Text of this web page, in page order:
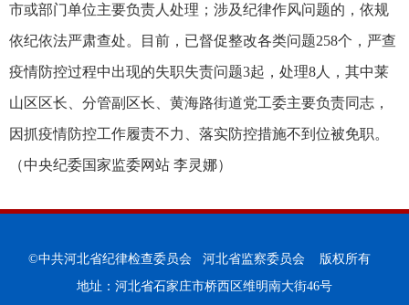
市或部门单位主要负责人处理；涉及纪律作风问题的，依规
依纪依法严肃查处。目前，已督促整改各类问题258个，严查
疫情防控过程中出现的失职失责问题3起，处理8人，其中莱
山区区长、分管副区长、黄海路街道党工委主要负责同志，
因抓疫情防控工作履责不力、落实防控措施不到位被免职。
（中央纪委国家监委网站 李灵娜）
©中共河北省纪律检查委员会 河北省监察委员会 版权所有
地址：河北省石家庄市桥西区维明南大街46号